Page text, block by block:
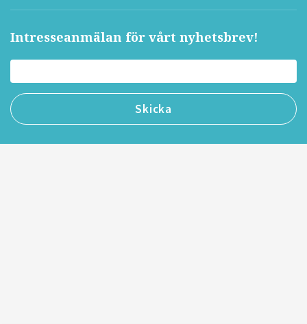
Intresseanmälan för vårt nyhetsbrev!